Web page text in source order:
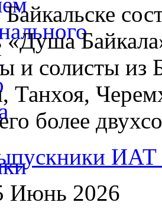
«Душа
и солисты из
Танхоя,
более
ИАТ
Июнь 2026